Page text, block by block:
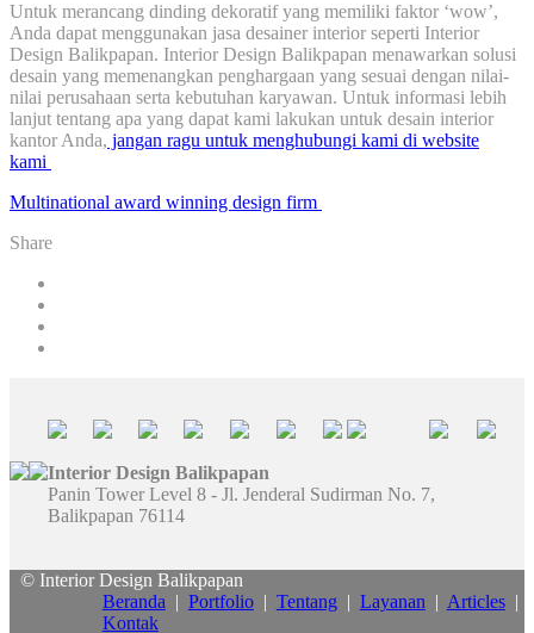
Untuk merancang dinding dekoratif yang memiliki faktor ‘wow’,
Anda dapat menggunakan jasa desainer interior seperti Interior
Design Balikpapan. Interior Design Balikpapan menawarkan solusi
desain yang memenangkan penghargaan yang sesuai dengan nilai-
nilai perusahaan serta kebutuhan karyawan. Untuk informasi lebih
lanjut tentang apa yang dapat kami lakukan untuk desain interior
kantor Anda, jangan ragu untuk menghubungi kami di website
kami
Multinational award winning design firm
Share
Interior Design Balikpapan
Panin Tower Level 8 - Jl. Jenderal Sudirman No. 7,
Balikpapan 76114
© Interior Design Balikpapan
Beranda | Portfolio| Tentang | Layanan | Articles|
Kontak